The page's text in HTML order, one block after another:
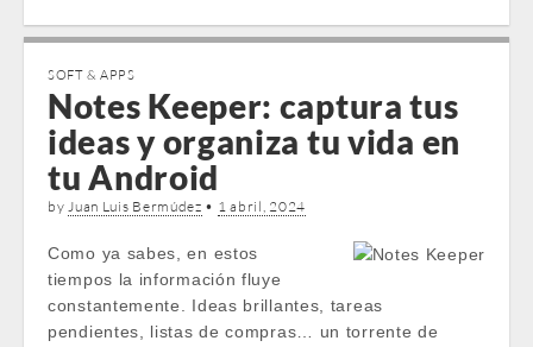
SOFT & APPS
Notes Keeper: captura tus
ideas y organiza tu vida en
tu Android
byJuan Luis Bermúdez • 1 abril, 2024
Como ya sabes, en estos
tiempos la información fluye
constantemente. Ideas brillantes, tareas
pendientes, listas de compras… un torrente de